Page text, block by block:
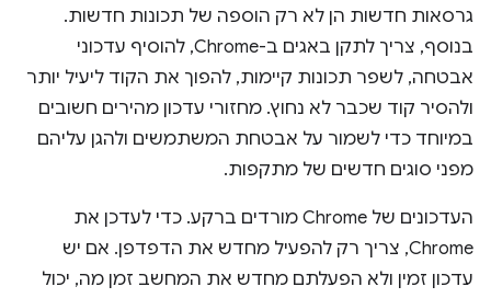
גרסאות חדשות הן לא רק הוספה של תכונות חדשות.
בנוסף, צריך לתקן באגים ב-Chrome, להוסיף עדכוני
אבטחה, לשפר תכונות קיימות, להפוך את הקוד ליעיל יותר
ולהסיר קוד שכבר לא נחוץ. מחזורי עדכון מהירים חשובים
במיוחד כדי לשמור על אבטחת המשתמשים ולהגן עליהם
מפני סוגים חדשים של מתקפות.
העדכונים של Chrome מורדים ברקע. כדי לעדכן את
Chrome, צריך רק להפעיל מחדש את הדפדפן. אם יש
עדכון זמין ולא הפעלתם מחדש את המחשב זמן מה, יכול